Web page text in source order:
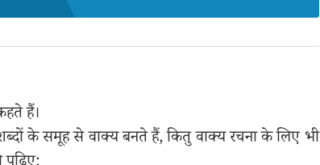
हैं।
के समूह से वाक्य बनते हैं, कितु वाक्य रचना के लिए भी